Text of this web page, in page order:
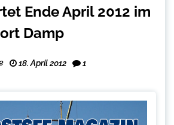
Ende April 2012 im
Damp
18. April 2012 1